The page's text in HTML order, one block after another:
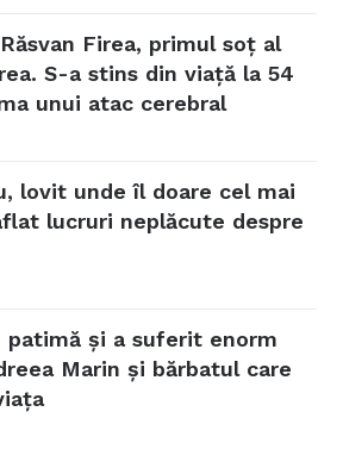
Firea, primul soț al
S-a stins din viață la 54
unui atac cerebral
lovit unde îl doare cel mai
lucruri neplăcute despre
și a suferit enorm
Marin și bărbatul care